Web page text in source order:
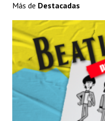
Más de Destacadas